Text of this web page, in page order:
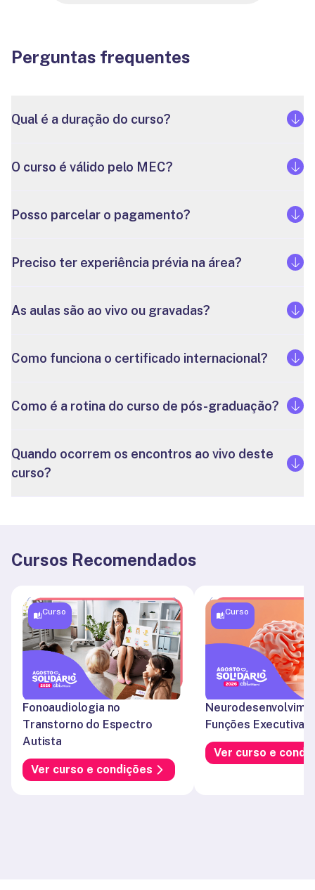
Perguntas frequentes
Qual é a duração do curso?
O curso é válido pelo MEC?
Posso parcelar o pagamento?
Preciso ter experiência prévia na área?
As aulas são ao vivo ou gravadas?
Como funciona o certificado internacional?
Como é a rotina do curso de pós-graduação?
Quando ocorrem os encontros ao vivo deste
curso?
Cursos Recomendados
Curso
Fonoaudiologia no
Transtorno do Espectro
Autista
Ver curso e condições
Curso
Funções Executivas
Ver curso e